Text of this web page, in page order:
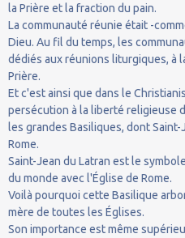
la Prière et la fraction du pain.
La communauté réunie était -
Dieu. Au fil du temps, les
dédiés aux réunions liturgiques, à
Prière.
Et c'est ainsi que dans le
persécution à la liberté religieuse
les grandes Basiliques, dont
Rome.
Saint-Jean du Latran est le
du monde avec l'Église de Rome.
Voilà pourquoi cette Basilique
mère de toutes les Églises.
Son importance est même